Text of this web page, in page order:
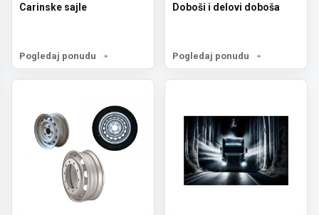
Carinske sajle
Pogledaj ponudu
Doboši i delovi doboša
Pogledaj ponudu